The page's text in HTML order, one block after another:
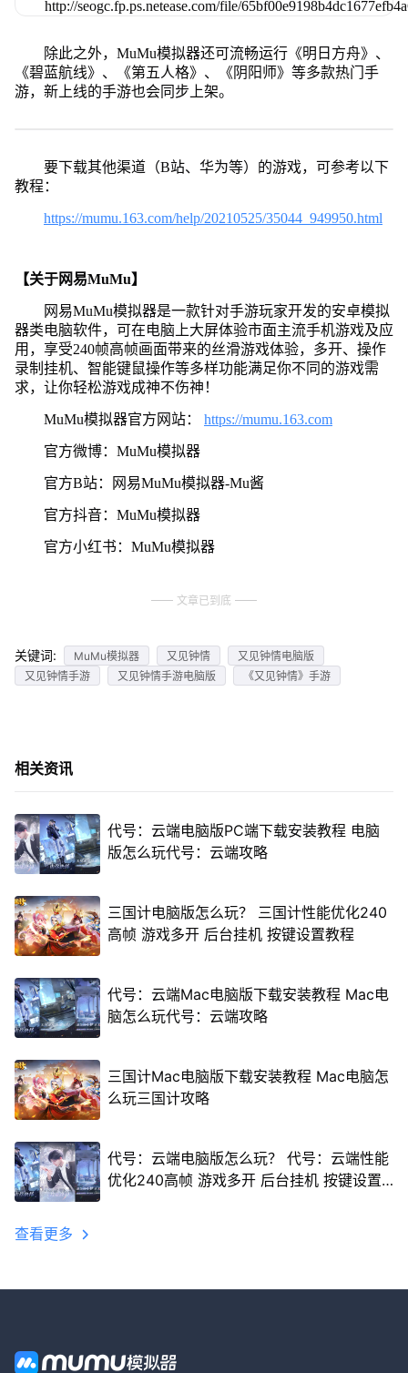
除此之外，MuMu模拟器还可流畅运行《明日方舟》、
《碧蓝航线》、《第五人格》、《阴阳师》等多款热门手
游，新上线的手游也会同步上架。
要下载其他渠道（B站、华为等）的游戏，可参考以下
教程：
https://mumu.163.com/help/20210525/35044_949950.html
【关于网易MuMu】
网易MuMu模拟器是一款针对手游玩家开发的安卓模拟
器类电脑软件，可在电脑上大屏体验市面主流手机游戏及应
用，享受240帧高帧画面带来的丝滑游戏体验，多开、操作
录制挂机、智能键鼠操作等多样功能满足你不同的游戏需
求，让你轻松游戏成神不伤神！
MuMu模拟器官方网站： https://mumu.163.com
官方微博：MuMu模拟器
官方B站：网易MuMu模拟器-Mu酱
官方抖音：MuMu模拟器
官方小红书：MuMu模拟器
文章已到底
关键词: MuMu模拟器 又见钟情
又见钟情电脑版
又见钟情手游
又见钟情手游电脑版 《又见钟情》手游
相关资讯
代号：云端电脑版PC端下载安装教程 电脑
版怎么玩代号：云端攻略
三国计电脑版怎么玩？ 三国计性能优化240
高帧 游戏多开 后台挂机 按键设置教程
代号：云端Mac电脑版下载安装教程 Mac电
脑怎么玩代号：云端攻略
三国计Mac电脑版下载安装教程 Mac电脑怎
么玩三国计攻略
代号：云端电脑版怎么玩？ 代号：云端性能
优化240高帧 游戏多开 后台挂机 按键设置
查看更多